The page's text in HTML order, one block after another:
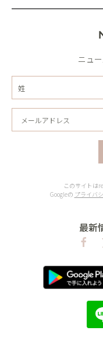
ニュ
このサイトは
Googleの プライバ
最新